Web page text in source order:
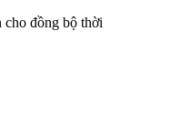
cho đồng bộ thời